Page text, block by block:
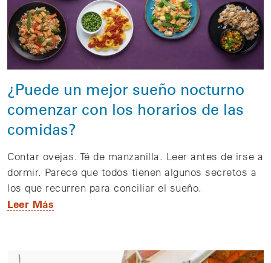
¿Puede un mejor sueño nocturno
comenzar con los horarios de las
comidas?
Contar ovejas. Té de manzanilla. Leer antes de irse a
dormir. Parece que todos tienen algunos secretos a
los que recurren para conciliar el sueño.
Leer Más